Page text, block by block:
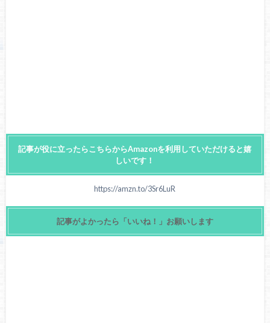
記事が役に立ったらこちらからAmazonを利用していただけると嬉
しいです！
https://amzn.to/3Sr6LuR
記事がよかったら「いいね！」お願いします